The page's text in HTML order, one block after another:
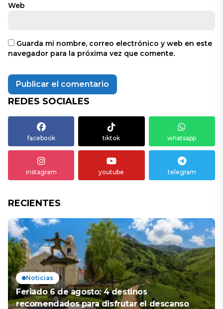
Web
Guarda mi nombre, correo electrónico y web en este
navegador para la próxima vez que comente.
REDES SOCIALES
facebook tiktok whatsapp
instagram youtube telegram
RECIENTES
Noticias
Feriado 6 de agosto: 4 destinos
recomendados para disfrutar el descanso